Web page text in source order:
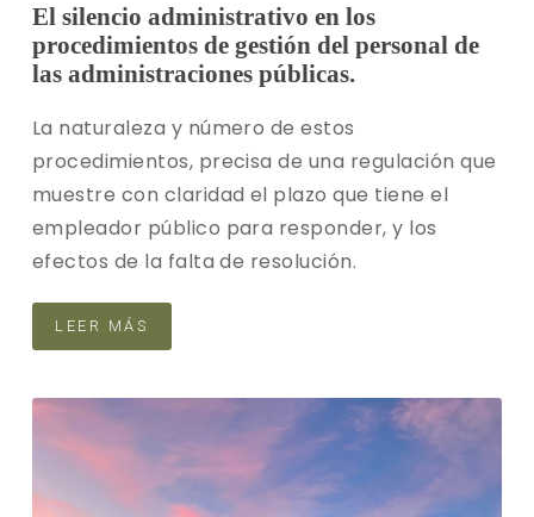
El silencio administrativo en los
procedimientos de gestión del personal de
las administraciones públicas.
La naturaleza y número de estos
procedimientos, precisa de una regulación que
muestre con claridad el plazo que tiene el
empleador público para responder, y los
efectos de la falta de resolución.
LEER MÁS